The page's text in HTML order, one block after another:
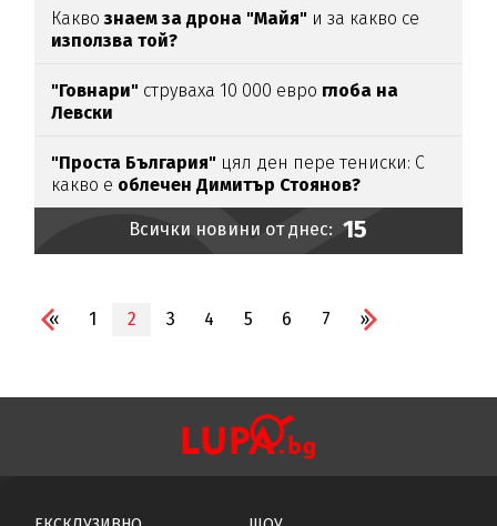
Каквознаем за дрона "Майя" и за какво се
използва той?
"Говнари" струваха 10 000 евро глоба на
Левски
"Проста България" цял ден пере тениски: С
какво е облечен Димитър Стоянов?
Всички новини от днес: 15
« 1 2 3 4 5 6 7 »